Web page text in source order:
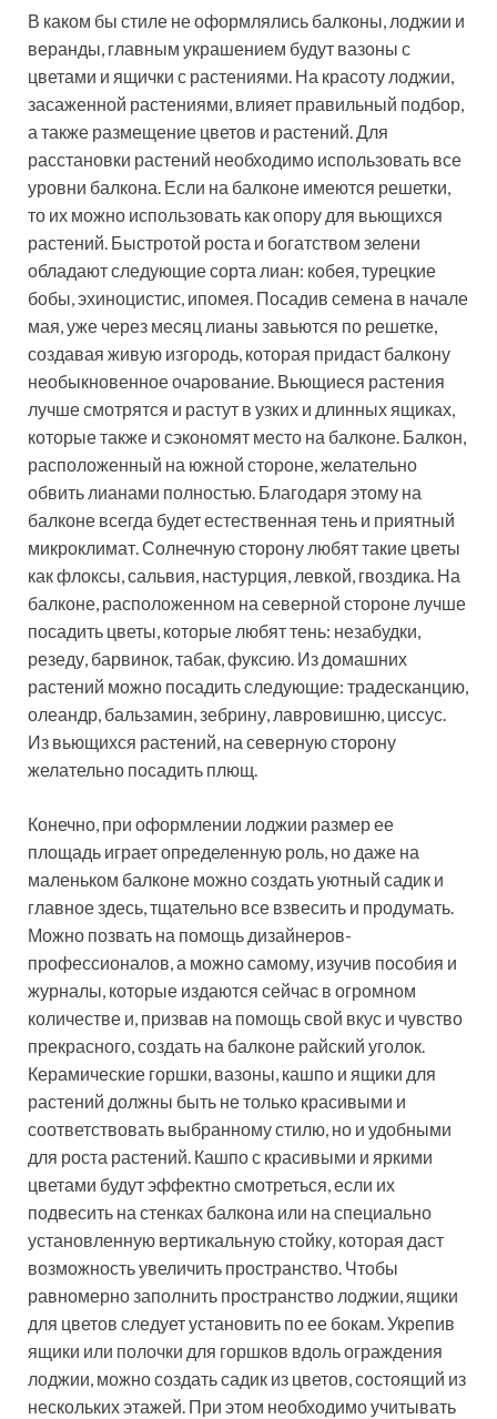
В каком бы стиле не оформлялись балконы, лоджии и
веранды, главным украшением будут вазоны с
цветами и ящички с растениями. На красоту лоджии,
засаженной растениями, влияет правильный подбор,
а также размещение цветов и растений. Для
расстановки растений необходимо использовать все
уровни балкона. Если на балконе имеются решетки,
то их можно использовать как опору для вьющихся
растений. Быстротой роста и богатством зелени
обладают следующие сорта лиан: кобея, турецкие
бобы, эхиноцистис, ипомея. Посадив семена в начале
мая, уже через месяц лианы завьются по решетке,
создавая живую изгородь, которая придаст балкону
необыкновенное очарование. Вьющиеся растения
лучше смотрятся и растут в узких и длинных ящиках,
которые также и сэкономят место на балконе. Балкон,
расположенный на южной стороне, желательно
обвить лианами полностью. Благодаря этому на
балконе всегда будет естественная тень и приятный
микроклимат. Солнечную сторону любят такие цветы
как флоксы, сальвия, настурция, левкой, гвоздика. На
балконе, расположенном на северной стороне лучше
посадить цветы, которые любят тень: незабудки,
резеду, барвинок, табак, фуксию. Из домашних
растений можно посадить следующие: традесканцию,
олеандр, бальзамин, зебрину, лавровишню, циссус.
Из вьющихся растений, на северную сторону
желательно посадить плющ.
Конечно, при оформлении лоджии размер ее
площадь играет определенную роль, но даже на
маленьком балконе можно создать уютный садик и
главное здесь, тщательно все взвесить и продумать.
Можно позвать на помощь дизайнеров-
профессионалов, а можно самому, изучив пособия и
журналы, которые издаются сейчас в огромном
количестве и, призвав на помощь свой вкус и чувство
прекрасного, создать на балконе райский уголок.
Керамические горшки, вазоны, кашпо и ящики для
растений должны быть не только красивыми и
соответствовать выбранному стилю, но и удобными
для роста растений. Кашпо с красивыми и яркими
цветами будут эффектно смотреться, если их
подвесить на стенках балкона или на специально
установленную вертикальную стойку, которая даст
возможность увеличить пространство. Чтобы
равномерно заполнить пространство лоджии, ящики
для цветов следует установить по ее бокам. Укрепив
ящики или полочки для горшков вдоль ограждения
лоджии, можно создать садик из цветов, состоящий из
нескольких этажей. При этом необходимо учитывать